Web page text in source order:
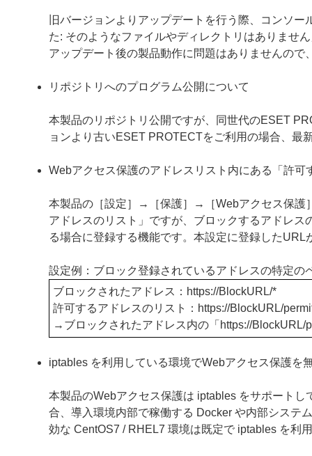
旧バージョンよりアップデートを行う際、コンソ
た: そのようなファイルやディレクトリはありませ
アップデート後の製品動作に問題はありませんので
リポジトリへのプログラム公開について
本製品のリポジトリ公開ですが、同世代のESET
ョンより古いESET PROTECTをご利用の場合、最
Webアクセス保護のアドレスリスト内にある「許可
本製品の［設定］→［保護］→［Webアクセス保
アドレスのリスト」ですが、ブロックするアドレ
る場合に登録する機能です。本設定に登録した
設定例：ブロック登録されているアドレスの特定の
ブロックされたアドレス：https://BlockURL/*
許可するアドレスのリスト：https://BlockURL/
→ブロックされたアドレス内の「https://BlockURL/
iptables を利用している環境でWebアクセス保護を
本製品のWebアクセス保護は iptables をサポート
合、導入環境内部で稼働する Docker や内部システ
効な CentOS7 / RHEL7 環境は既定で iptables を利